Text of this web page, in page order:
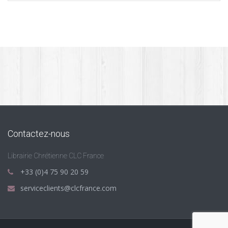
Contactez-nous
Librairie Chrétienne CLC France
+33 (0)4 75 90 20 59
serviceclients@clcfrance.com